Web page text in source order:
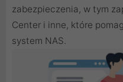
zabezpieczenia, w tym
Center i inne, które
system NAS.